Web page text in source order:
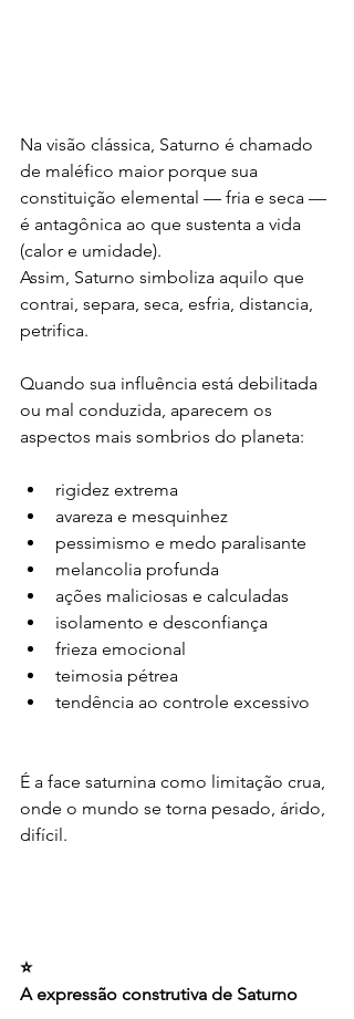
Na visão clássica, Saturno é chamado
de maléfico maior porque sua
constituição elemental — fria e seca —
é antagônica ao que sustenta a vida
(calor e umidade).
Assim, Saturno simboliza aquilo que
contrai, separa, seca, esfria, distancia,
petrifica.
Quando sua influência está debilitada
ou mal conduzida, aparecem os
aspectos mais sombrios do planeta:
rigidez extrema
avareza e mesquinhez
pessimismo e medo paralisante
melancolia profunda
ações maliciosas e calculadas
isolamento e desconfiança
frieza emocional
teimosia pétrea
tendência ao controle excessivo
É a face saturnina como limitação crua,
onde o mundo se torna pesado, árido,
difícil.
⭐
A expressão construtiva de Saturno